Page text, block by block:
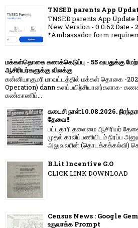
TNSED parents App
TNSED parents App
New Version - 0.0.62 Date -
*Ambassador form
மக்கள்தொகை கணக்கெடுப்பு - 55 வயதுக்கு
ஆசிரியர்களுக்கு விலக்கு
கன்னியாகுமரி மாவட்டத்தில் மக்கள் தொகை -
Operation) dann களப்பயிற்சியாளர்களாக-
கண்காணிப்...
கடைசி நாள்:10.08.2026.
தேவை!!
பட்டதாரி தலைமை ஆசிரியர்
முதல் காலிப்பணியிடம் நிரப்ப
அலுவலரின் (தொடக்கக்கல்வி)
B.Lit Incentive G.O
CLICK LINK DOWNLOAD
Census News : Google
உருவாக்க Prompt